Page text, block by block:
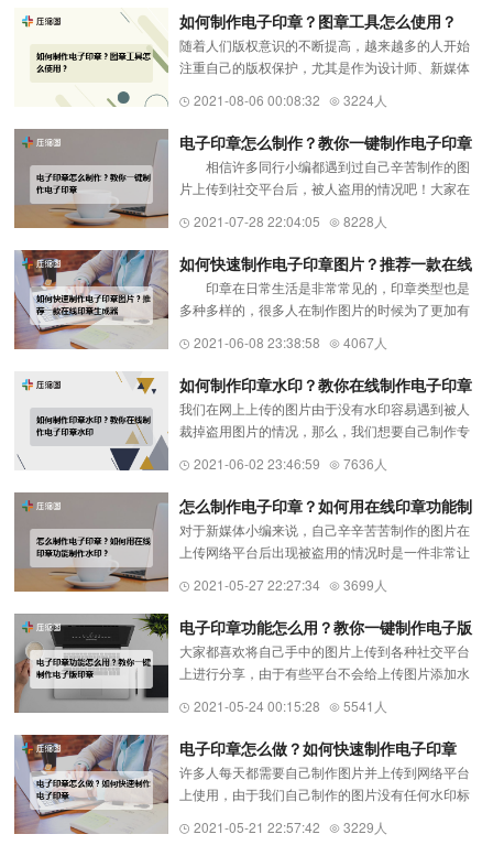
制作软件https://www.yasu...
如何制作电子印章？图章工具怎么使用？
随着人们版权意识的不断提高，越来越多的人开始
注重自己的版权保护，尤其是作为设计师、新媒体
辛苦制作的视频或是图片等被他人盗用的情况出
现，我们就可以制作一张专属...
2021-08-06 00:08:32 3224人
电子印章怎么制作？教你一键制作电子印章
相信许多同行小编都遇到过自己辛苦制作的图
片上传到社交平台后，被人盗用的情况吧！大家在
呢？其实，可以在我们的图片上添加上自己的专属
水印。那么，怎样制作水印...
2021-07-28 22:04:05 8228人
如何快速制作电子印章图片？推荐一款在线
印章生成器
印章在日常生活是非常常见的，印章类型也是
多种多样的，很多人在制作图片的时候为了更加有
才能快速制作出属于自己的电子印章图片呢？使用
这款在线做电子印章（http...
2021-06-08 23:38:58 4067人
如何制作印章水印？教你在线制作电子印章
水印
我们在网上上传的图片由于没有水印容易遇到被人
裁掉盗用图片的情况，那么，我们想要自己制作专
款印章在线生成
（https://www.yasuotu.com/yinzhang）工具来制作
专属图片...
2021-06-02 23:46:59 7636人
怎么制作电子印章？如何用在线印章功能制
作水印？
对于新媒体小编来说，自己辛辛苦苦制作的图片在
上传网络平台后出现被盗用的情况时是一件非常让
所以很容易就被盗用。那么，这个时候大家就可以
用图章软件（https://www....
2021-05-27 22:27:34 3699人
电子印章功能怎么用？教你一键制作电子版
印章
大家都喜欢将自己手中的图片上传到各种社交平台
上进行分享，由于有些平台不会给上传图片添加水
情况的时候大家就可以给我们的图片添加水印了。
那么，如何制作一张电子印...
2021-05-24 00:15:28 5541人
电子印章怎么做？如何快速制作电子印章
许多人每天都需要自己制作图片并上传到网络平台
上使用，由于我们自己制作的图片没有任何水印标
的时候，我们可以在图片上添加水印图片了，比如
2021-05-21 22:57:42 3229人